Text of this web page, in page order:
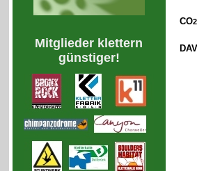
Mitglieder klettern
günstiger!
CO2